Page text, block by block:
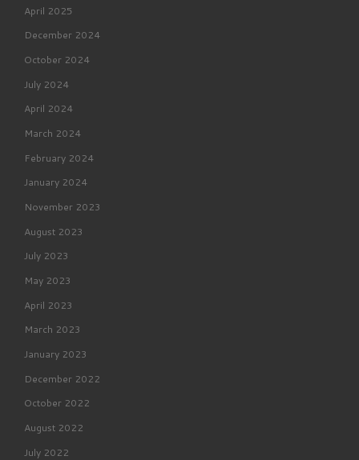
April 2025
December 2024
October 2024
July 2024
April 2024
March 2024
February 2024
January 2024
November 2023
August 2023
July 2023
May 2023
April 2023
March 2023
January 2023
December 2022
October 2022
August 2022
July 2022